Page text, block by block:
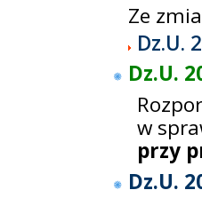
Ze
Dz.U.
Dz.U.
w
przy
Dz.U.